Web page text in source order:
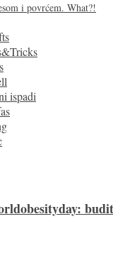
i povrćem. What?!
ispadi